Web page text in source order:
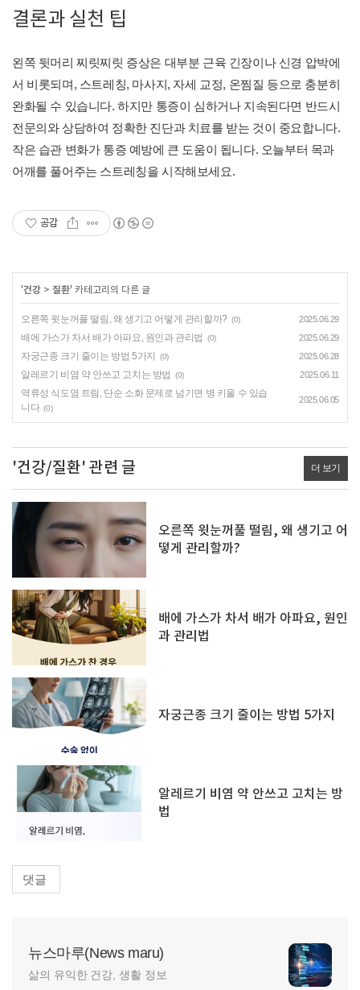
결론과 실천 팁
왼쪽 뒷머리 찌릿찌릿 증상은 대부분 근육 긴장이나 신경 압박에
서 비롯되며, 스트레칭, 마사지, 자세 교정, 온찜질 등으로 충분히
완화될 수 있습니다. 하지만 통증이 심하거나 지속된다면 반드시
전문의와 상담하여 정확한 진단과 치료를 받는 것이 중요합니다.
작은 습관 변화가 통증 예방에 큰 도움이 됩니다. 오늘부터 목과
어깨를 풀어주는 스트레칭을 시작해보세요.
공감
'건강 > 질환' 카테고리의 다른 글
오른쪽 윗눈꺼풀 떨림, 왜 생기고 어떻게 관리할까? (0) 2025.06.29
배에 가스가 차서 배가 아파요, 원인과 관리법 (0) 2025.06.29
자궁근종 크기 줄이는 방법 5가지 (0) 2025.06.28
알레르기 비염 약 안쓰고 고치는 방법 (0) 2025.06.11
역류성 식도염 트림, 단순 소화 문제로 넘기면 병 키울 수 있습
니다 (0)
2025.06.05
'건강/질환' 관련 글 더 보기
오른쪽 윗눈꺼풀 떨림, 왜 생기고 어
떻게 관리할까?
배에 가스가 차서 배가 아파요, 원인
과 관리법
자궁근종 크기 줄이는 방법 5가지
알레르기 비염 약 안쓰고 고치는 방
법
댓글
뉴스마루(News maru)
삶의 유익한 건강, 생활 정보